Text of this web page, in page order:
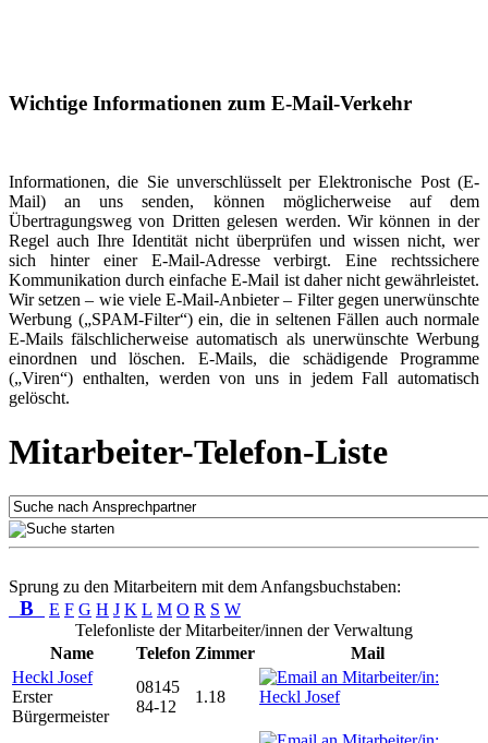
Wichtige Informationen zum E-Mail-Verkehr
Informationen, die Sie unverschlüsselt per Elektronische Post (E-
Mail) an uns senden, können möglicherweise auf dem
Übertragungsweg von Dritten gelesen werden. Wir können in der
Regel auch Ihre Identität nicht überprüfen und wissen nicht, wer
sich hinter einer E-Mail-Adresse verbirgt. Eine rechtssichere
Kommunikation durch einfache E-Mail ist daher nicht gewährleistet.
Wir setzen – wie viele E-Mail-Anbieter – Filter gegen unerwünschte
Werbung („SPAM-Filter“) ein, die in seltenen Fällen auch normale
E-Mails fälschlicherweise automatisch als unerwünschte Werbung
einordnen und löschen. E-Mails, die schädigende Programme
(„Viren“) enthalten, werden von uns in jedem Fall automatisch
gelöscht.
Mitarbeiter-Telefon-Liste
Sprung zu den Mitarbeitern mit dem Anfangsbuchstaben:
B E F G H J K L M O R S W
Telefonliste der Mitarbeiter/innen der Verwaltung
Name
Telefon Zimmer
Mail
Heckl Josef
Erster
Bürgermeister
08145
84-12
1.18